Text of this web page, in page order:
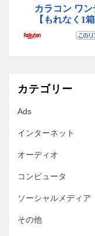
カテゴリー
Ads
インターネット
オーディオ
コンピュータ
ソーシャルメディア
その他